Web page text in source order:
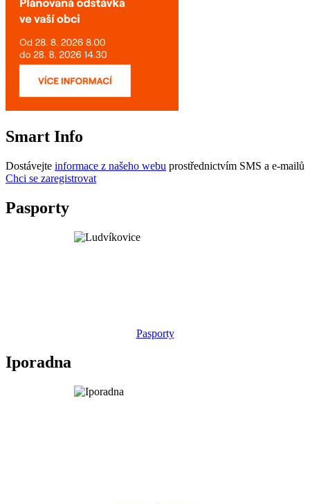
Smart Info
Dostávejte informace z našeho webu prostřednictvím SMS a e-mailů
Chci se zaregistrovat
Pasporty
Pasporty
Iporadna